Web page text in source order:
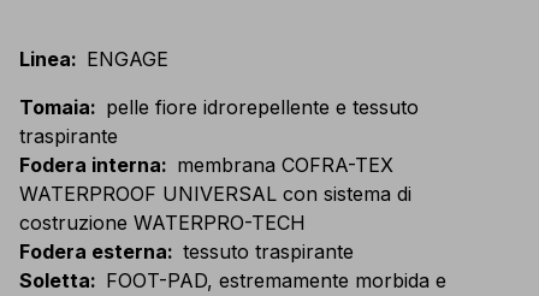
Linea: ENGAGE
Tomaia: pelle fiore idrorepellente e tessuto
traspirante
Fodera interna: membrana COFRA-TEX
WATERPROOF UNIVERSAL con sistema di
costruzione WATERPRO-TECH
Fodera esterna: tessuto traspirante
Soletta: FOOT-PAD, estremamente morbida e